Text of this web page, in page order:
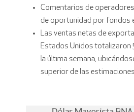
Comentarios de
de oportunidad por fondos
Las ventas netas de
Estados Unidos totalizaron
la última semana,
superior de las